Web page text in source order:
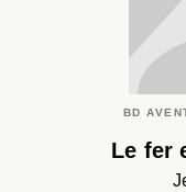
BD
Le fer